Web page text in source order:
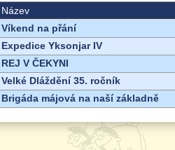
Název
Víkend na přání
Expedice Yksonjar IV
REJ V ČEKYNI
Velké Dláždění 35. ročník
Brigáda májová na naší základně